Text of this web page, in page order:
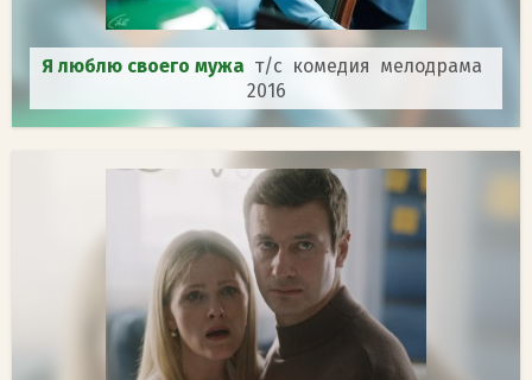
Я люблю своего мужа т/с комедия мелодрама
2016